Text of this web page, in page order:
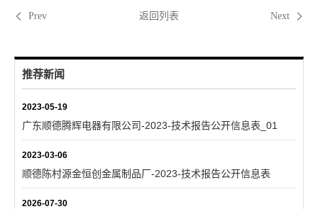
Prev 返回列表 Next
推荐新闻
2023-05-19
广东顺德腾辉电器有限公司-2023-技术报告公开信息表_01
2023-03-06
顺德陈村源金恒创金属制品厂-2023-技术报告公开信息表
2026-07-30